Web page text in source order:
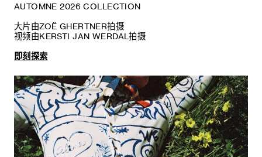
AUTOMNE 2026 COLLECTION
大片由ZOË GHERTNER拍摄
视频由KERSTI JAN WERDAL拍摄
即刻探索